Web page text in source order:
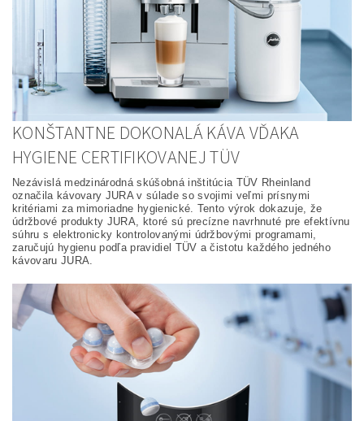
KONŠTANTNE DOKONALÁ KÁVA VĎAKA
HYGIENE CERTIFIKOVANEJ TÜV
Nezávislá medzinárodná skúšobná inštitúcia TÜV Rheinland
označila kávovary JURA v súlade so svojimi veľmi prísnymi
kritériami za mimoriadne hygienické. Tento výrok dokazuje, že
údržbové produkty JURA, ktoré sú precízne navrhnuté pre efektívnu
súhru s elektronicky kontrolovanými údržbovými programami,
zaručujú hygienu podľa pravidiel TÜV a čistotu každého jedného
kávovaru JURA.